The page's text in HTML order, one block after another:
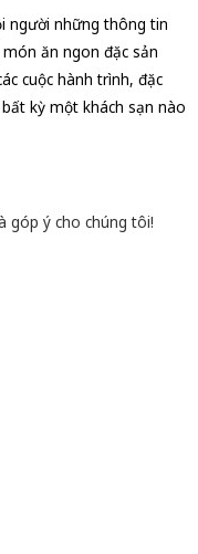
người những thông tin
ăn ngon đặc sản
cuộc hành trình, đặc
kỳ một khách sạn nào
góp ý cho chúng tôi!